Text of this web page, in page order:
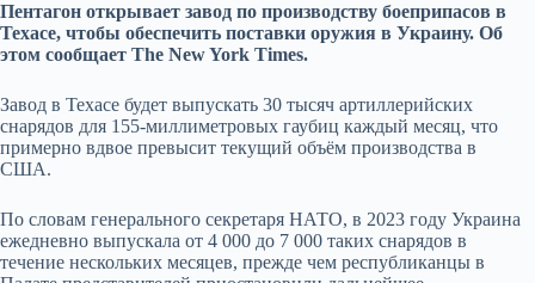
Пентагон открывает завод по производству боеприпасов в
Техасе, чтобы обеспечить поставки оружия в Украину. Об
этом сообщает The New York Times.
Завод в Техасе будет выпускать 30 тысяч артиллерийских
снарядов для 155-миллиметровых гаубиц каждый месяц, что
примерно вдвое превысит текущий объём производства в
США.
По словам генерального секретаря НАТО, в 2023 году Украина
ежедневно выпускала от 4 000 до 7 000 таких снарядов в
течение нескольких месяцев, прежде чем республиканцы в